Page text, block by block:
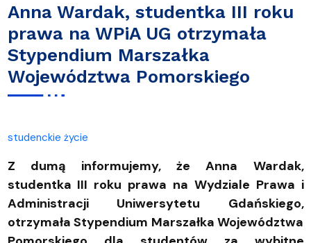
Anna Wardak, studentka III roku
prawa na WPiA UG otrzymała
Stypendium Marszałka
Województwa Pomorskiego
studenckie życie
Z dumą informujemy, że Anna Wardak,
studentka III roku prawa na Wydziale Prawa i
Administracji Uniwersytetu Gdańskiego,
otrzymała Stypendium Marszałka Województwa